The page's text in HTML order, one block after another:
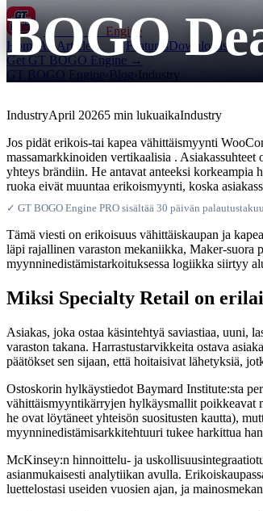
GT BOGO Engine
Home All Articles FeaturesDownloads
Get GT BOGO Engine →
GT BOGO Engine ›Blog ›Industry
BOGO
IndustryApril 20265 min lukuaikaIndustry
Jos pidät erikois-tai kapea vähittäismyynti
massamarkkinoiden vertikaalisia .
yhteys brändiin. He antavat anteeksi
ruoka eivät muuntaa erikoismyynti, koska
✓ GT BOGO Engine PRO sisältää 30 päivän
Tämä viesti on erikoisuus vähittäiskaupan ja
läpi rajallinen varaston mekaniikka, Maker-suora
myynninedistämistarkoituksessa logiikka siirtyy
Miksi Specialty Retail on
Asiakas, joka ostaa käsintehtyä saviastiaa, uuni,
varaston takana. Harrastustarvikkeita ostava
päätökset sen sijaan, että hoitaisivat lähetyksiä,
Ostoskorin hylkäystiedot Baymard Institute:sta
vähittäismyyntikärryjen hylkäysmallit poikkeavat
he ovat löytäneet yhteisön suositusten kautta),
myynninedistämisarkkitehtuuri tukee harkittua
McKinsey:n hinnoittelu- ja
asianmukaisesti analytiikan avulla.
luettelostasi useiden vuosien ajan, ja